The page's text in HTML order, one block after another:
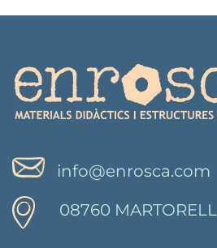
info@enrosca.com
08760 MARTORELL